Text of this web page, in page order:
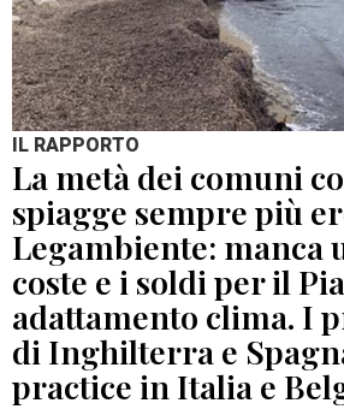
IL RAPPORTO
La metà dei comuni
spiagge sempre più
Legambiente: manca
coste e i soldi per il
adattamento clima. I
di Inghilterra e
practice in Italia e